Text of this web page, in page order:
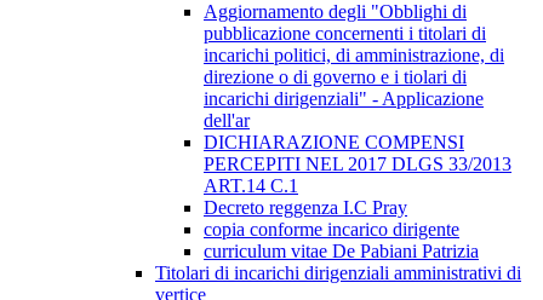
Aggiornamento degli "Obblighi di
pubblicazione concernenti i titolari di
incarichi politici, di amministrazione, di
direzione o di governo e i tiolari di
incarichi dirigenziali" - Applicazione
dell'ar
DICHIARAZIONE COMPENSI
PERCEPITI NEL 2017 DLGS 33/2013
ART.14 C.1
Decreto reggenza I.C Pray
copia conforme incarico dirigente
curriculum vitae De Pabiani Patrizia
Titolari di incarichi dirigenziali amministrativi di
vertice